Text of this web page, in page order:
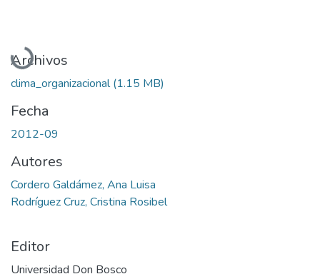
Cargando...
Archivos
clima_organizacional(1.15 MB)
Fecha
2012-09
Autores
Cordero Galdámez, Ana Luisa
Rodríguez Cruz, Cristina Rosibel
Editor
Universidad Don Bosco